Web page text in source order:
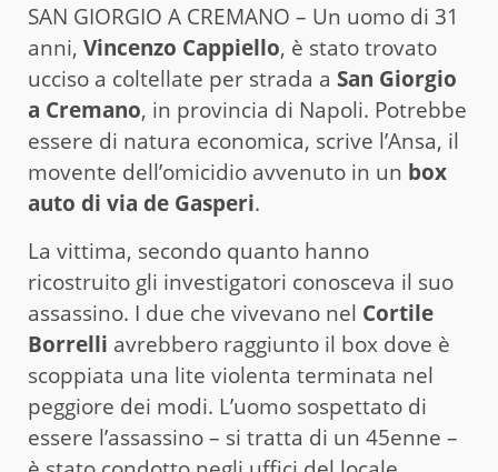
SAN GIORGIO A CREMANO – Un uomo di 31
anni, Vincenzo Cappiello, è stato trovato
ucciso a coltellate per strada a San Giorgio
a Cremano, in provincia di Napoli. Potrebbe
essere di natura economica, scrive l’Ansa, il
movente dell’omicidio avvenuto in un box
auto di via de Gasperi.
La vittima, secondo quanto hanno
ricostruito gli investigatori conosceva il suo
assassino. I due che vivevano nel Cortile
Borrelli avrebbero raggiunto il box dove è
scoppiata una lite violenta terminata nel
peggiore dei modi. L’uomo sospettato di
essere l’assassino – si tratta di un 45enne –